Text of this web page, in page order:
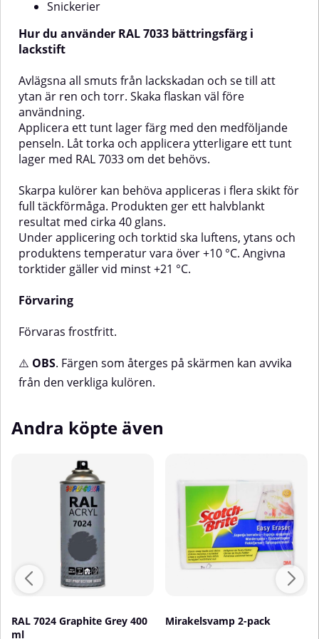
applicera på ett avstånd av ca. 25
cm flera tunna korslag.⚠️ OBS.
Applicera inte på syntetiska
färger!
beställas i metallic-kulörer (t.ex.
RAL Effect).
Snickerier
Hur du använder RAL 7033 bättringsfärg i
lackstift
Avlägsna all smuts från lackskadan och se till att
ytan är ren och torr. Skaka flaskan väl före
användning.
Applicera ett tunt lager färg med den medföljande
penseln. Låt torka och applicera ytterligare ett tunt
lager med RAL 7033 om det behövs.
Skarpa kulörer kan behöva appliceras i flera skikt för
full täckförmåga. Produkten ger ett halvblankt
resultat med cirka 40 glans.
Under applicering och torktid ska luftens, ytans och
produktens temperatur vara över +10 °C. Angivna
torktider gäller vid minst +21 °C.
Förvaring
Förvaras frostfritt.
⚠️ OBS. Färgen som återges på skärmen kan avvika
från den verkliga kulören.
Andra köpte även
RAL 7024 Graphite Grey 400
ml
Mirakelsvamp 2-pack